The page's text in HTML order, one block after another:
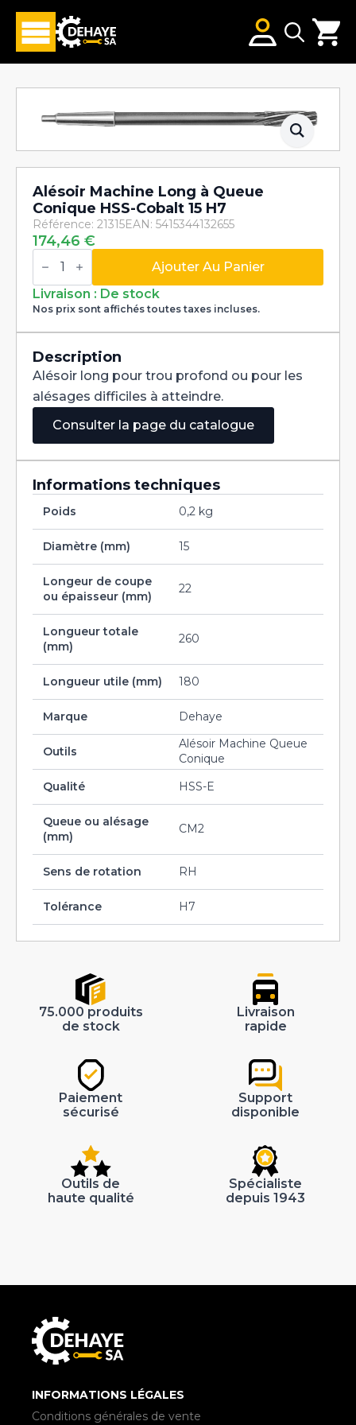
Alésoir Machine Long à Queue
Conique HSS-Cobalt 15 H7
Référence: 21315EAN: 5415344132655
174,46 €
quantité
de
Machine
Long
à
Queue
HSS-
Cobalt
15
H7
Ajouter Au Panier
Livraison : De stock
Nos prix sont affichés toutes taxes incluses.
Description
Alésoir long pour trou profond ou pour les
alésages difficiles à atteindre.
Consulter la page du catalogue
Informations techniques
Poids 0,2 kg
Diamètre (mm) 15
Longeur de coupe
ou épaisseur (mm)
22
Longueur totale
(mm)
260
Longueur utile (mm) 180
Marque Dehaye
Outils
Alésoir Machine Queue
Conique
Qualité
HSS-E
Queue ou alésage
(mm)
CM2
Sens de rotation RH
Tolérance H7
75.000 produits
de stock
Livraison
rapide
Paiement
sécurisé
Support
disponible
Outils de
haute qualité
Spécialiste
depuis 1943
INFORMATIONS LÉGALES
Conditions générales de vente